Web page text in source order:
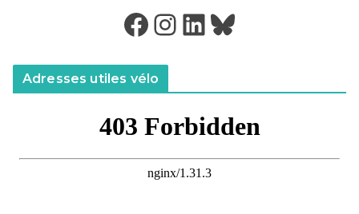
Facebook Instagram LinkedIn Bluesky
Adresses utiles vélo